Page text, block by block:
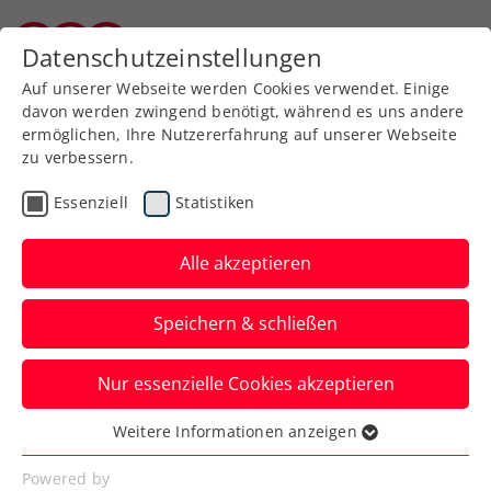
Zurück zur Newsübersicht
Turniere
Oberpullendorf: Double-
Chance für Hemetzberger
bei Tennis-Europe-
Heimturnier
Der 14-Jährige gewinnt beim TC Sport-
Hotel-Kurz den Doppeltitel mit Matthias
Königslehner und steht im Einzelfinale.
Datenschutzeinstellungen
Auf unserer Webseite werden Cookies verwendet. Einige
davon werden zwingend benötigt, während es uns andere
ermöglichen, Ihre Nutzererfahrung auf unserer Webseite
zu verbessern.
Essenziell Statistiken
Alle akzeptieren
Speichern & schließen
Nur essenzielle Cookies akzeptieren
Essenziell
Essenzielle Cookies werden für grundlegende
Weitere Informationen anzeigen
Powered by